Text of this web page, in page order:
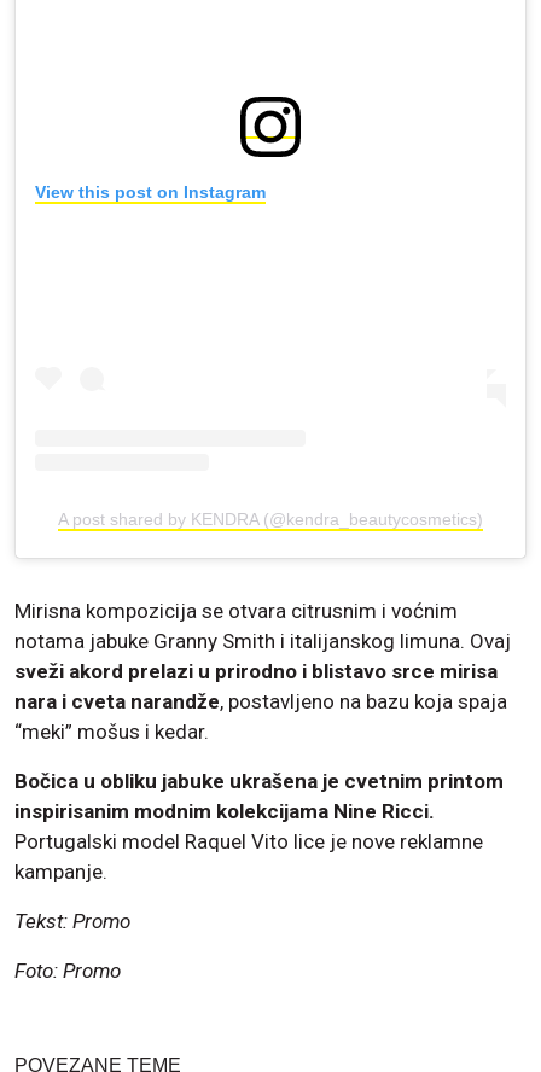
View this post on Instagram
A post shared by KENDRA (@kendra_beautycosmetics)
Mirisna kompozicija se otvara citrusnim i voćnim
notama jabuke Granny Smith i italijanskog limuna. Ovaj
sveži akord prelazi u prirodno i blistavo srce mirisa
nara i cveta narandže, postavljeno na bazu koja spaja
“meki” mošus i kedar.
Bočica u obliku jabuke ukrašena je cvetnim printom
inspirisanim modnim kolekcijama Nine Ricci.
Portugalski model Raquel Vito lice je nove reklamne
kampanje.
Tekst: Promo
Foto: Promo
POVEZANE TEME